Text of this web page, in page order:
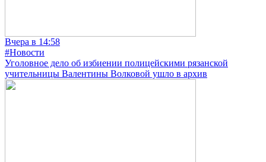
Вчера в 14:58
#Новости
Уголовное дело об избиении полицейскими рязанской
учительницы Валентины Волковой ушло в архив